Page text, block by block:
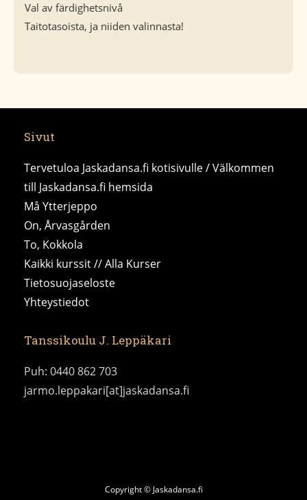
Val av färdighetsnivå
Taitotasoista, ja niiden valinnasta!
Sivut
Tervetuloa Jaskadansa.fi kotisivulle / Välkommen
till Jaskadansa.fi hemsida
Må Ytterjeppo
On, Årvasgården
To, Kokkola
Kaikki kurssit // Alla Kurser
Tietosuojaseloste
Yhteystiedot
Tanssikoulu J. Leppäkari
Puh: 0440 862 703
jarmo.leppakari[at]jaskadansa.fi
Copyright © Jaskadansa.fi